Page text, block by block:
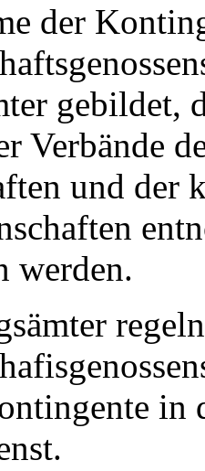
der
gebildet,
Verbände
und der
werden.
in